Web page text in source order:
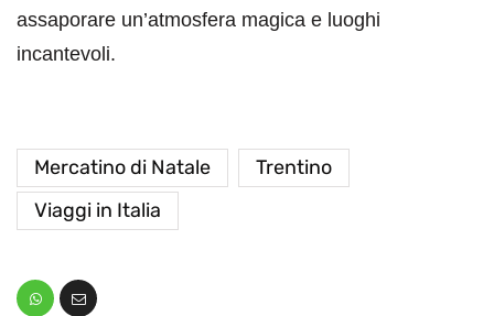
assaporare un’atmosfera magica e luoghi
incantevoli.
Mercatino di Natale
Trentino
Viaggi in Italia